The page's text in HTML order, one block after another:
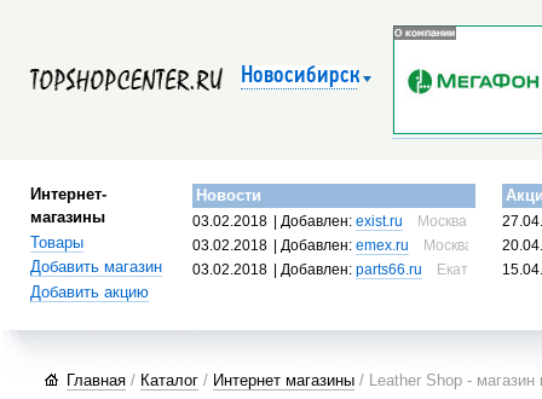
Новосибирск
Интернет-
магазины
Товары
Добавить магазин
Добавить акцию
Новости
03.02.2018 | Добавлен:exist.ru
Москва, Россия
03.02.2018
| Добавлен:emex.ru
Москва, Россия
03.02.2018
| Добавлен:parts66.ru Екатеринбург,
Главная / Каталог / Интернет магазины / Leather Shop - магазин